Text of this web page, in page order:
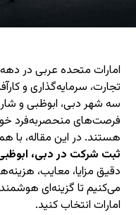
امارات متحده عربی در
تجارت، سرمایه‌گذاری و
سه شهر دبی، ابوظبی و
فرصت‌های منحصر‌به‌فرد
هستند. در این مقاله، با
ثبت شرکت در دبی،
دقیق مزایا، معایب،
می‌کنیم تا گزینه‌ای
امارات انتخاب کنید.